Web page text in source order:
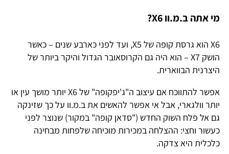
מי אתה ב.מ.וו X6?
X6 הוא גרסת קופה של X5, ועד לפני כארבע שנים – כאשר
הושק X7 – הוא היה גם הקרוסאובר הגדול והיקר ביותר של
היצרנית הבווארית.
אפשר להתווכח אם עיצוב ה"ג'יפקופה" של X6 יותר מושך עין או
יותר וולגארי, אבל אי אפשר להאשים את ב.מ.וו על כך שזינקה
גם אל פלח השוק החדש ("סדאן קופה" במקור) שנוצר לפני
כעשור וחצי: ההצלחה במכירות מוכיחה שלפחות מבחינה
כלכלית היא צדקה.